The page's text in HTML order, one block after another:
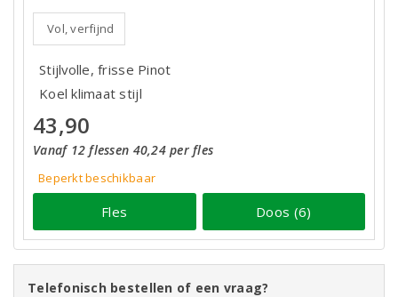
Vol, verfijnd
Stijlvolle, frisse Pinot
Koel klimaat stijl
43,90
Vanaf 12 flessen 40,24 per fles
Beperkt beschikbaar
Fles Doos (6)
Telefonisch bestellen of een vraag?